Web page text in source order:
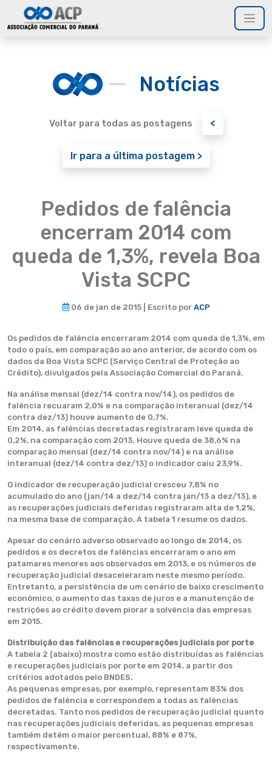
Notícias
Voltar para todas as postagens <
Ir para a última postagem >
Pedidos de falência
encerram 2014 com
queda de 1,3%, revela Boa
Vista SCPC
06 de jan de 2015 | Escrito por ACP
Os pedidos de falência encerraram 2014 com queda de 1,3%, em
todo o país, em comparação ao ano anterior, de acordo com os
dados da Boa Vista SCPC (Serviço Central de Proteção ao
Crédito), divulgados pela Associação Comercial do Paraná.
Na análise mensal (dez/14 contra nov/14), os pedidos de
falência recuaram 2,0% e na comparação interanual (dez/14
contra dez/13) houve aumento de 0,7%.
Em 2014, as falências decretadas registraram leve queda de
0,2%, na comparação com 2013. Houve queda de 38,6% na
comparação mensal (dez/14 contra nov/14) e na análise
interanual (dez/14 contra dez/13) o indicador caiu 23,9%.
O indicador de recuperação judicial cresceu 7,8% no
acumulado do ano (jan/14 a dez/14 contra jan/13 a dez/13), e
as recuperações judiciais deferidas registraram alta de 1,2%,
na mesma base de comparação. A tabela 1 resume os dados.
Apesar do cenário adverso observado ao longo de 2014, os
pedidos e os decretos de falências encerraram o ano em
patamares menores aos observados em 2013, e os números de
recuperação judicial desaceleraram neste mesmo período.
Entretanto, a persistência de um cenário de baixo crescimento
econômico, o aumento das taxas de juros e a manutenção de
restrições ao crédito devem piorar a solvência das empresas
em 2015.
Distribuição das falências e recuperações judiciais por porte
A tabela 2 (abaixo) mostra como estão distribuídas as falências
e recuperações judiciais por porte em 2014, a partir dos
critérios adotados pelo BNDES.
As pequenas empresas, por exemplo, representam 83% dos
pedidos de falência e correspondem a todas as falências
decretadas. Tanto nos pedidos de recuperação judicial quanto
nas recuperações judiciais deferidas, as pequenas empresas
também detêm o maior percentual, 88% e 87%,
respectivamente.